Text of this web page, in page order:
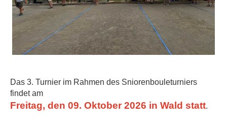
Das 3. Turnier im Rahmen des Sniorenbouleturniers
findet am
Freitag, den 09. Oktober 2026 in Wald statt.